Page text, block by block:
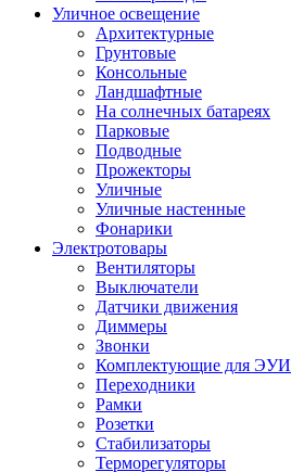
Уличное освещение
Архитектурные
Грунтовые
Консольные
Ландшафтные
На солнечных батареях
Парковые
Подводные
Прожекторы
Уличные
Уличные настенные
Фонарики
Электротовары
Вентиляторы
Выключатели
Датчики движения
Диммеры
Звонки
Комплектующие для ЭУИ
Переходники
Рамки
Розетки
Стабилизаторы
Терморегуляторы